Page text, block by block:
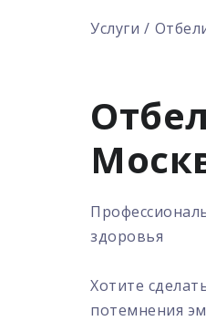
Услуги
здоровья
Хотите
потемнения